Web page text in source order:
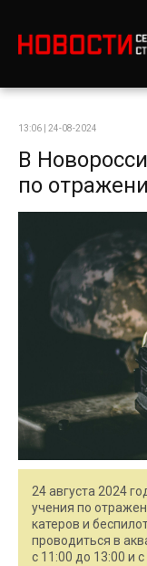
13:06 | 24-08-2024
В
по
24 августа 2024
учения по
катеров и
проводиться в
с 11:00 до 13:00 и